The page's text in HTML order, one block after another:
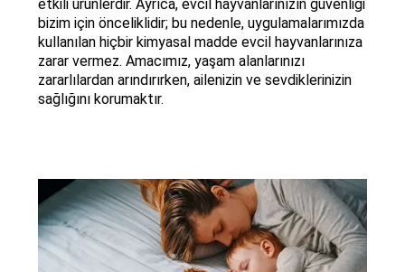
etkili ürünlerdir. Ayrıca, evcil hayvanlarınızın güvenliği
bizim için önceliklidir; bu nedenle, uygulamalarımızda
kullanılan hiçbir kimyasal madde evcil hayvanlarınıza
zarar vermez. Amacımız, yaşam alanlarınızı
zararlılardan arındırırken, ailenizin ve sevdiklerinizin
sağlığını korumaktır.